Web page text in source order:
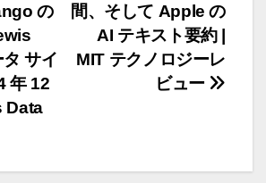
間、そして Apple の
AI テキスト要約 |
MIT テクノロジーレ
ビュー
の
サイ
年 12
Data